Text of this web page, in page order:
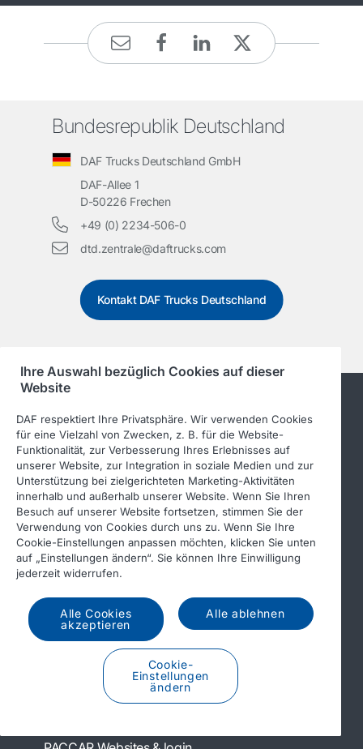
Bundesrepublik Deutschland
DAF Trucks Deutschland GmbH
DAF-Allee 1
D-50226 Frechen
+49 (0) 2234-506-0
dtd.zentrale@daftrucks.com
Kontakt DAF Trucks Deutschland
Quick links
DAF Händlersuche
Modellreihe
Dienstleistungen
Presse und Downloads
Stellenangebote
Über DAF
Kontakt DAF Trucks Deutschland
Ihre Auswahl bezüglich Cookies auf dieser
Website
DAF respektiert Ihre Privatsphäre. Wir verwenden Cookies
für eine Vielzahl von Zwecken, z. B. für die Website-
Funktionalität, zur Verbesserung Ihres Erlebnisses auf
unserer Website, zur Integration in soziale Medien und zur
Unterstützung bei zielgerichteten Marketing-Aktivitäten
innerhalb und außerhalb unserer Website. Wenn Sie Ihren
Besuch auf unserer Website fortsetzen, stimmen Sie der
Verwendung von Cookies durch uns zu. Wenn Sie Ihre
Cookie-Einstellungen anpassen möchten, klicken Sie unten
auf „Einstellungen ändern“. Sie können Ihre Einwilligung
jederzeit widerrufen.
Alle Cookies
akzeptieren
Alle ablehnen
Cookie-
Einstellungen
ändern